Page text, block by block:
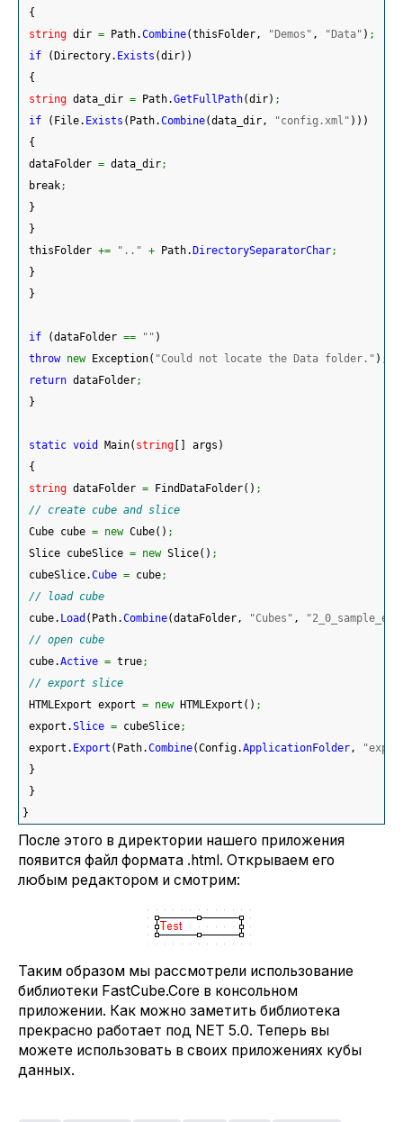
{
string dir = Path.Combine(thisFolder, "Demos" , "Data" ) ;
if
( Directory. Exists (dir) )
{
string data_dir = Path.GetFullPath(dir) ;
if
( File. Exists ( Path.Combine(data_dir, "config.xml" ) ) )
{
dataFolder = data_dir;
break;
}
}
thisFolder += ".." + Path. DirectorySeparatorChar;
}
}
if (dataFolder == "" )
throw new Exception( "Could not locate the Data folder." ) ;
return dataFolder;
}
static void Main( string args )
{
string dataFolder = FindDataFolder( ) ;
// create cube and slice
Cube cube = new Cube( ) ;
Slice cubeSlice = new Slice( ) ;
cubeSlice.Cube = cube;
// load cube
cube. Load ( Path.Combine(dataFolder, "Cubes" ,
// open cube
cube.Active = true;
// export slice
HTMLExport export = new HTMLExport ( ) ;
export.Slice = cubeSlice;
export. Export ( Path.Combine(Config.ApplicationFolder,
}
}
}
После этого в директории нашего приложения
появится файл формата .html. Открываем его
любым редактором и смотрим:
Таким образом мы рассмотрели использование
библиотеки FastCube.Core в консольном
приложении. Как можно заметить библиотека
прекрасно работает под NET 5.0. Теперь вы
можете использовать в своих приложениях кубы
данных.